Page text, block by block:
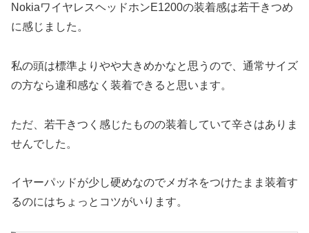
NokiaワイヤレスヘッドホンE1200の装着感は若干きつめ
に感じました。
私の頭は標準よりやや大きめかなと思うので、通常サイズ
の方なら違和感なく装着できると思います。
ただ、若干きつく感じたものの装着していて辛さはありま
せんでした。
イヤーパッドが少し硬めなのでメガネをつけたまま装着す
るのにはちょっとコツがいります。